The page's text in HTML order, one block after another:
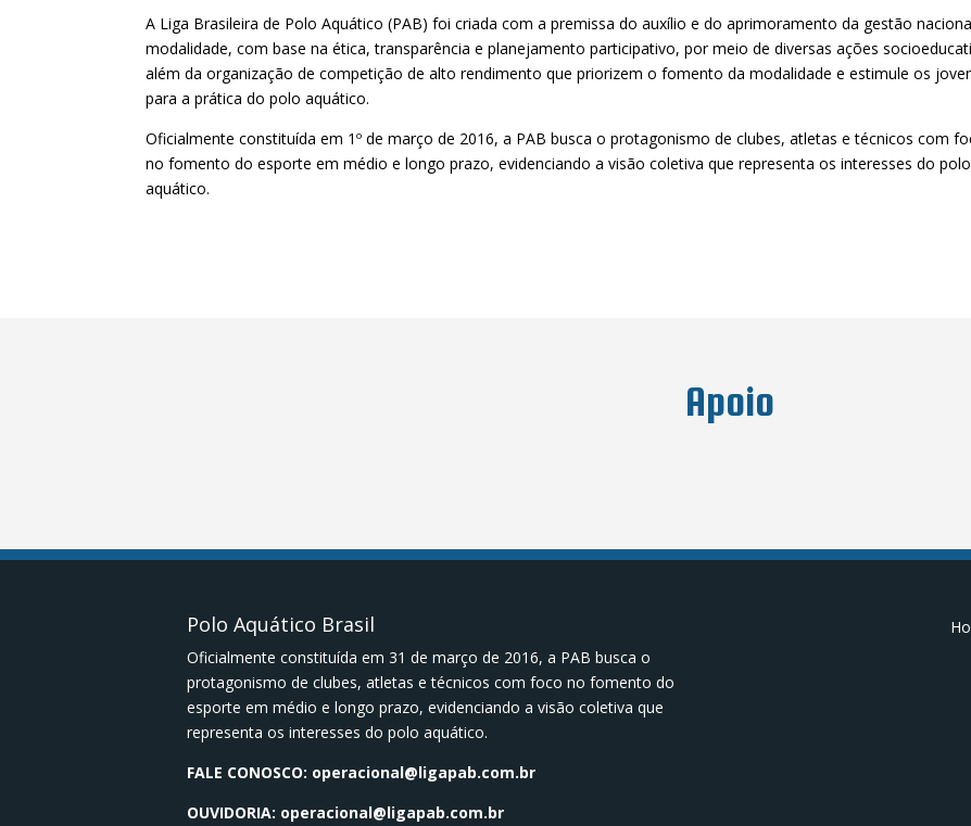
A Liga Brasileira de Polo Aquático (PAB) foi criada com a premissa do auxílio e do aprimoramento da gestão
modalidade, com base na ética, transparência e planejamento participativo, por meio de diversas ações
além da organização de competição de alto rendimento que priorizem o fomento da modalidade e estimule os
para a prática do polo aquático.
Oficialmente constituída em 1º de março de 2016, a PAB busca o protagonismo de clubes, atletas e técnicos com
no fomento do esporte em médio e longo prazo, evidenciando a visão coletiva que representa os interesses do polo
aquático.
Apoio
Polo Aquático Brasil
Oficialmente constituída em 31 de março de 2016, a PAB busca o
protagonismo de clubes, atletas e técnicos com foco no fomento do
esporte em médio e longo prazo, evidenciando a visão coletiva que
representa os interesses do polo aquático.
FALE CONOSCO: operacional@ligapab.com.br
OUVIDORIA: operacional@ligapab.com.br